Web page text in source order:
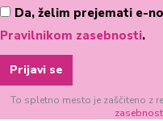
Da, želim prejemati e-
Pravilnikom zasebnosti.
Prijavi se
To spletno mesto je zaščiteno z